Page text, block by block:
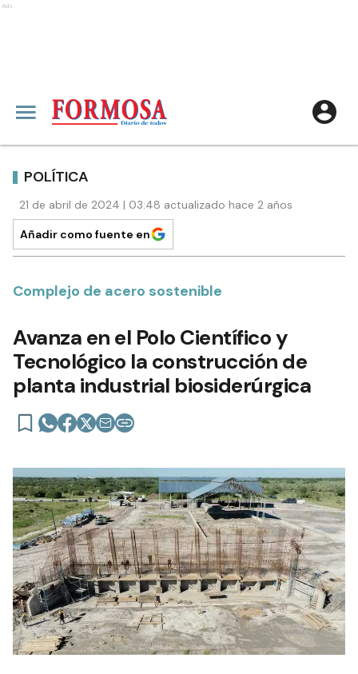
Ads
POLÍTICA
21 de abril de 2024 | 03:48 actualizado hace 2 años
Añadir como fuente en
Complejo de acero sostenible
Avanza en el Polo Científico y
Tecnológico la construcción de
planta industrial biosiderúrgica